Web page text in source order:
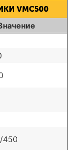
VMC500
450